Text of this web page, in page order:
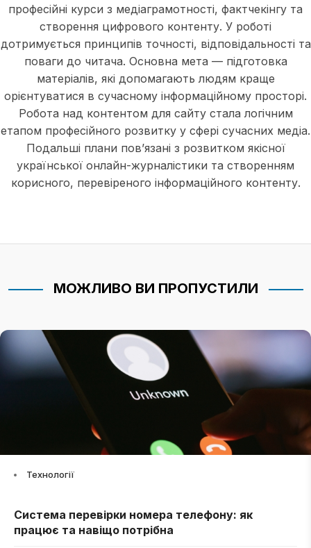
професійні курси з медіаграмотності, фактчекінгу та
створення цифрового контенту. У роботі
дотримується принципів точності, відповідальності та
поваги до читача. Основна мета — підготовка
матеріалів, які допомагають людям краще
орієнтуватися в сучасному інформаційному просторі.
Робота над контентом для сайту стала логічним
етапом професійного розвитку у сфері сучасних медіа.
Подальші плани пов’язані з розвитком якісної
української онлайн-журналістики та створенням
корисного, перевіреного інформаційного контенту.
МОЖЛИВО ВИ ПРОПУСТИЛИ
Технології
Система перевірки номера телефону: як
працює та навіщо потрібна